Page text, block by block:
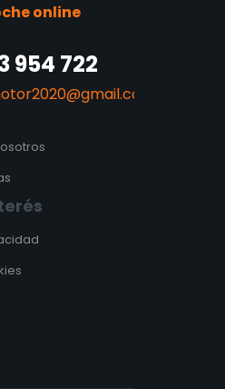
online
954 722